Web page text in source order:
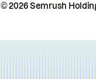
© 2026 Semrush